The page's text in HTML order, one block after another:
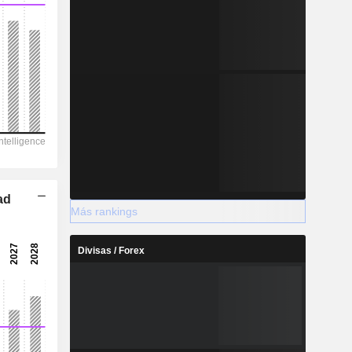
Más rankings
Divisas / Forex